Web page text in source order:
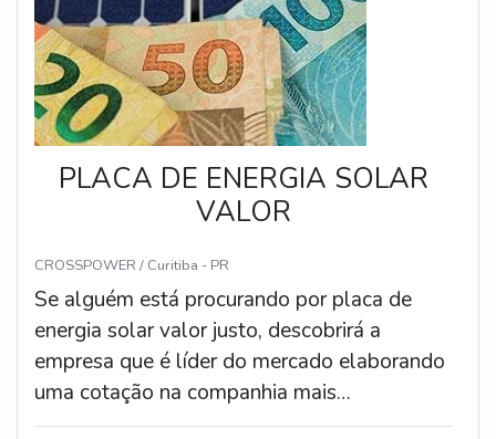
PLACA DE ENERGIA SOLAR
VALOR
CROSSPOWER / Curitiba - PR
Se alguém está procurando por placa de
energia solar valor justo, descobrirá a
empresa que é líder do mercado elaborando
uma cotação na companhia mais
conceituada e conhecendo detalhes sobre a